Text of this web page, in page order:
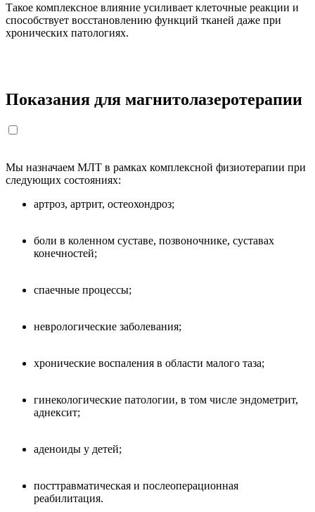
Такое комплексное влияние усиливает клеточные реакции и
способствует восстановлению функций тканей даже при
хронических патологиях.
Показания для магнитолазеротерапии
Мы назначаем МЛТ в рамках комплексной физиотерапии при
следующих состояниях:
артроз, артрит, остеохондроз;
боли в коленном суставе, позвоночнике, суставах
конечностей;
спаечные процессы;
неврологические заболевания;
хронические воспаления в области малого таза;
гинекологические патологии, в том числе эндометрит,
аднексит;
аденоиды у детей;
посттравматическая и послеоперационная
реабилитация.